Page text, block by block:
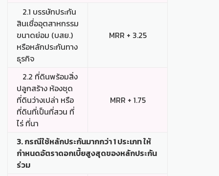
2.1 บรรษัทประกัน
สินเชื่ออุตสาหกรรม
ขนาดย่อม (บสย.)
หรือหลักประกันทาง
ธุรกิจ
MRR + 3.25
2.2 ที่ดินพร้อมสิ่ง
ปลูกสร้าง ห้องชุด
ที่ดินว่างเปล่า หรือ
ที่ดินที่เป็นที่สวน ที่
ไร่ ที่นา
MRR + 1.75
3. กรณีใช้หลักประกันมากกว่า 1 ประเภท ให้
กำหนดอัตราดอกเบี้ยสูงสุดของหลักประกัน
ร่วม